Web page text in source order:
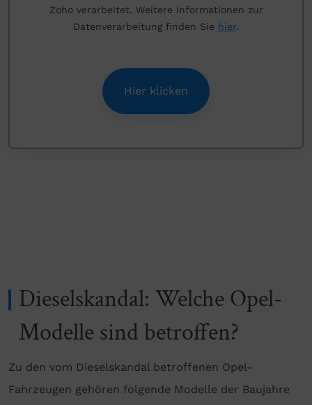
Zoho verarbeitet. Weitere Informationen zur
Datenverarbeitung finden Sie hier.
Hier klicken
Dieselskandal: Welche Opel-
Modelle sind betroffen?
Zu den vom Dieselskandal betroffenen Opel-
Fahrzeugen gehören folgende Modelle der Baujahre